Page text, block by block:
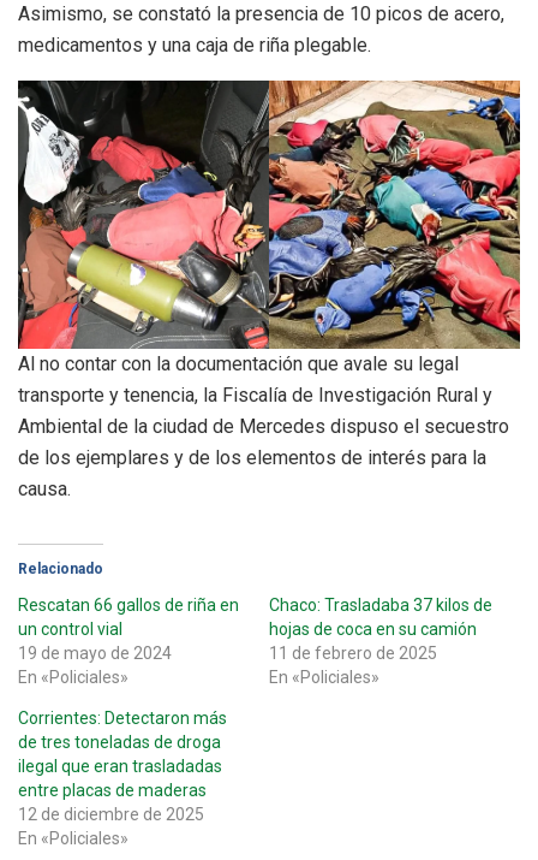
Asimismo, se constató la presencia de 10 picos de acero,
medicamentos y una caja de riña plegable.
Al no contar con la documentación que avale su legal
transporte y tenencia, la Fiscalía de Investigación Rural y
Ambiental de la ciudad de Mercedes dispuso el secuestro
de los ejemplares y de los elementos de interés para la
causa.
Relacionado
Rescatan 66 gallos de riña en
un control vial
19 de mayo de 2024
En «Policiales»
Chaco: Trasladaba 37 kilos de
hojas de coca en su camión
11 de febrero de 2025
En «Policiales»
Corrientes: Detectaron más
de tres toneladas de droga
ilegal que eran trasladadas
entre placas de maderas
12 de diciembre de 2025
En «Policiales»